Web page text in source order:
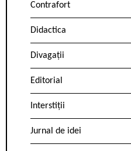
Contrafort
Didactica
Divagații
Editorial
Interstiții
Jurnal de idei